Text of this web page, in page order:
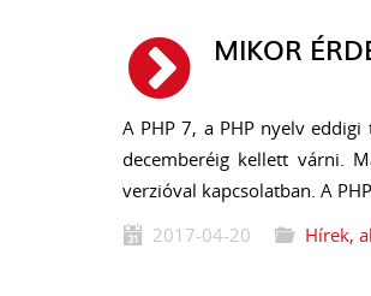
MIKOR
A PHP 7, a PHP nyelv
decemberéig kellett várni.
verzióval kapcsolatban. A
2017-04-20
Hírek,